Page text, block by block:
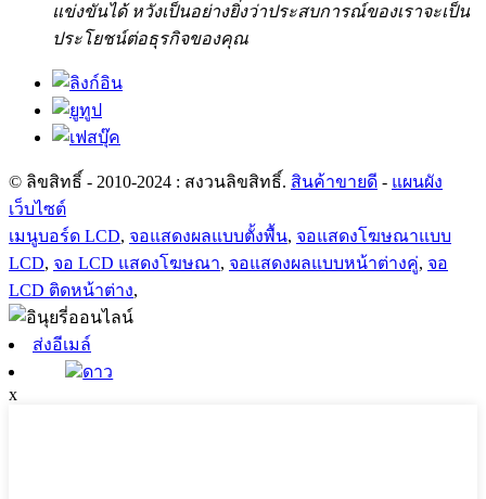
แข่งขันได้ หวังเป็นอย่างยิ่งว่าประสบการณ์ของเราจะเป็น
ประโยชน์ต่อธุรกิจของคุณ
© ลิขสิทธิ์ - 2010-2024 : สงวนลิขสิทธิ์. สินค้าขายดี - แผนผัง
เว็บไซต์
เมนูบอร์ด LCD, จอแสดงผลแบบตั้งพื้น, จอแสดงโฆษณาแบบ
LCD, จอ LCD แสดงโฆษณา, จอแสดงผลแบบหน้าต่างคู่, จอ
LCD ติดหน้าต่าง,
ส่งอีเมล์
ดาว
x